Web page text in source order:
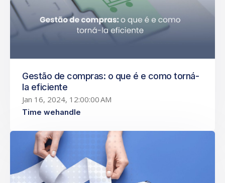
Gestão de compras: o que é e como torná-
la eficiente
Jan 16, 2024, 12:00:00 AM
Time wehandle